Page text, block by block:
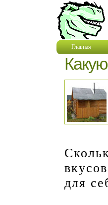
Главная
для